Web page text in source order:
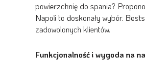
powierzchnię do spania?
Napoli to doskonały wybór.
zadowolonych klientów.
Funkcjonalność i wygoda na